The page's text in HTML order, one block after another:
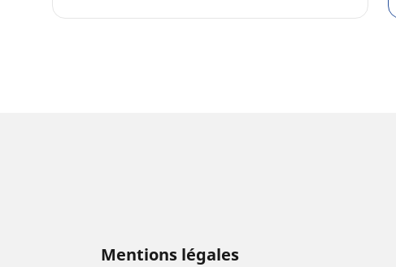
Mentions légales